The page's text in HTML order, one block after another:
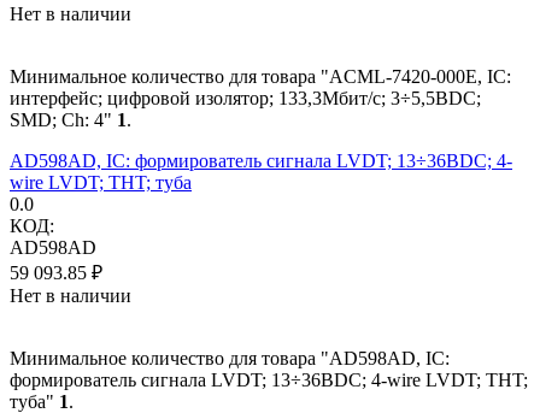
Нет в наличии
Минимальное количество для товара "ACML-7420-000E, IC:
интерфейс; цифровой изолятор; 133,3Мбит/с; 3÷5,5ВDC;
SMD; Ch: 4" 1.
AD598AD, IC: формирователь сигнала LVDT; 13÷36ВDC; 4-
wire LVDT; THT; туба
0.0
КОД:
AD598AD
59 093.85 ₽
Нет в наличии
Минимальное количество для товара "AD598AD, IC:
формирователь сигнала LVDT; 13÷36ВDC; 4-wire LVDT; THT;
туба" 1.